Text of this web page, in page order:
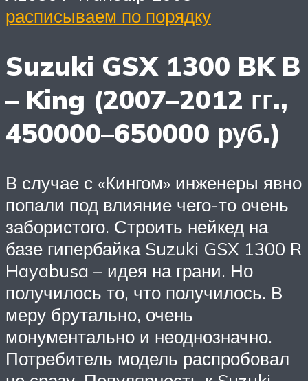
расписываем по порядку
Suzuki GSX 1300 BK B
– King (2007–2012 гг.,
450000–650000 руб.)
В случае с «Кингом» инженеры явно
попали под влияние чего-то очень
забористого. Строить нейкед на
базе гипербайка Suzuki GSX 1300 R
Hayabusa – идея на грани. Но
получилось то, что получилось. В
меру брутально, очень
монументально и неоднозначно.
Потребитель модель распробовал